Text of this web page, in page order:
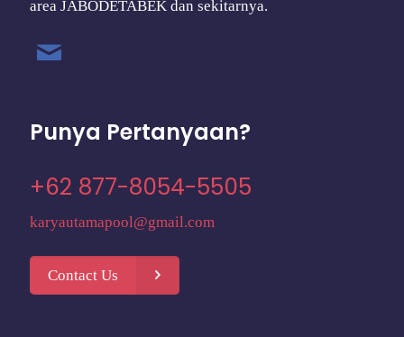
area JABODETABEK dan sekitarnya.
Punya Pertanyaan?
+62 877-8054-5505
karyautamapool@gmail.com
Contact Us